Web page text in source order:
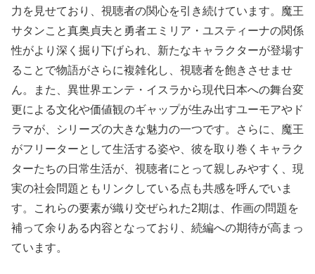
力を見せており、視聴者の関心を引き続けています。魔王
サタンこと真奥貞夫と勇者エミリア・ユスティーナの関係
性がより深く掘り下げられ、新たなキャラクターが登場す
ることで物語がさらに複雑化し、視聴者を飽きさせませ
ん。また、異世界エンテ・イスラから現代日本への舞台変
更による文化や価値観のギャップが生み出すユーモアやド
ラマが、シリーズの大きな魅力の一つです。さらに、魔王
がフリーターとして生活する姿や、彼を取り巻くキャラク
ターたちの日常生活が、視聴者にとって親しみやすく、現
実の社会問題ともリンクしている点も共感を呼んでいま
す。これらの要素が織り交ぜられた2期は、作画の問題を
補って余りある内容となっており、続編への期待が高まっ
ています。